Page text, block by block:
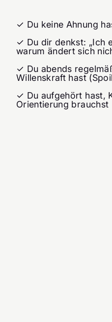
✓ Du keine Ahnung
✓ Du dir denkst: „Ich
warum ändert sich
✓ Du abends
Willenskraft hast
✓ Du aufgehört hast,
Orientierung brauchst